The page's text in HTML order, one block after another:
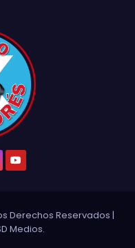
Derechos Reservados |
Medios.